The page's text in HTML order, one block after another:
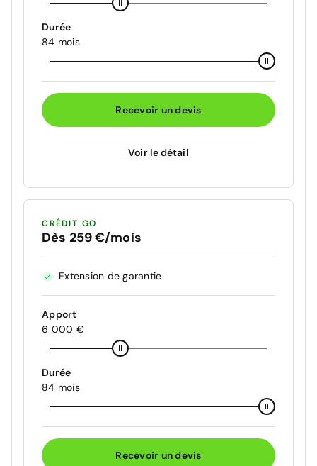
Durée
84 mois
Recevoir un devis
Voir le détail
CRÉDIT GO
Dès 259 €/mois
Extension de garantie
Apport
6 000 €
Durée
84 mois
Recevoir un devis